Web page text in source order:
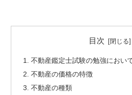
目次
不動産鑑定士試験の勉強におい
不動産の価格の特徴
不動産の種類